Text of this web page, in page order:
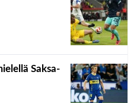
Saksa-